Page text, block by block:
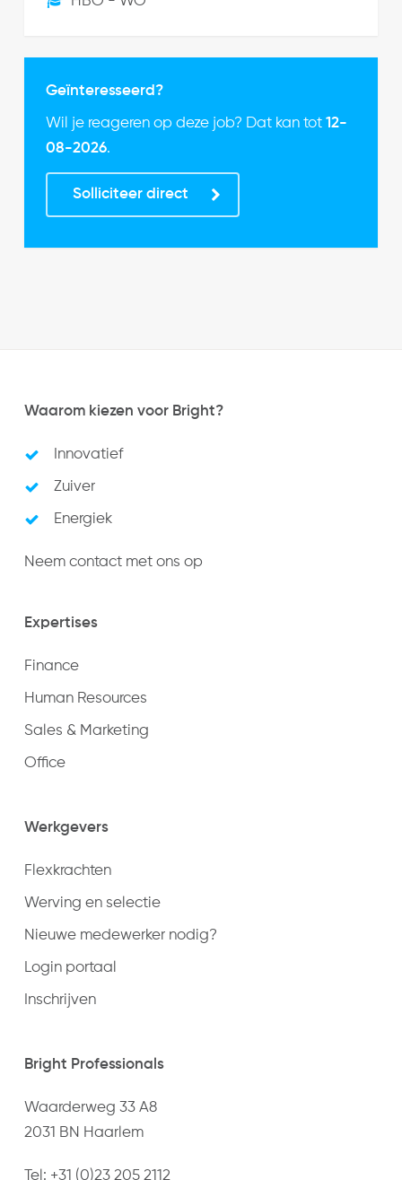
Geïnteresseerd?
Wil je reageren op deze job? Dat kan tot 12-
08-2026.
Solliciteer direct
Waarom kiezen voor Bright?
Innovatief
Zuiver
Energiek
Neem contact met ons op
Expertises
Finance
Human Resources
Sales & Marketing
Office
Werkgevers
Flexkrachten
Werving en selectie
Nieuwe medewerker nodig?
Login portaal
Inschrijven
Bright Professionals
Waarderweg 33 A8
2031 BN Haarlem
Tel: +31 (0)23 205 2112